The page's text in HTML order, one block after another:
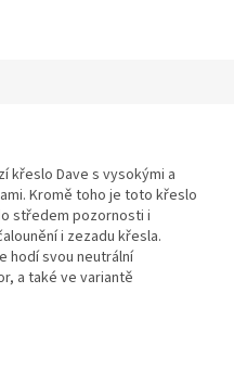
křeslo Dave s vysokými a
Kromě toho je toto křeslo
středem pozornosti i
i zezadu křesla.
hodí svou neutrální
a také ve variantě